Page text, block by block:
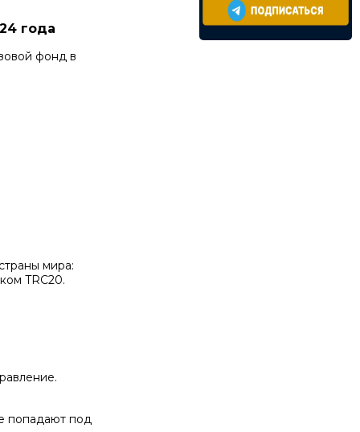
года
фонд в
мира:
TRC20.
попадают под